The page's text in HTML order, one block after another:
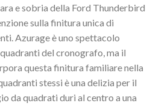
e sobria della Ford Thunderbird
sulla finitura unica di
Azurage è uno spettacolo
del cronografo, ma il
questa finitura familiare nella
stessi è una delizia per il
da quadrati duri al centro a una